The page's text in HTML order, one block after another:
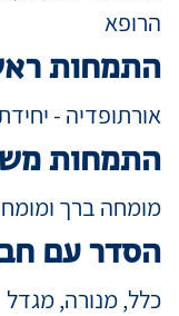
הרופא
התמחות
אורתופדיה -
התמחות
מומחה ברך
הסדר עם
כלל, מנורה, מגדל